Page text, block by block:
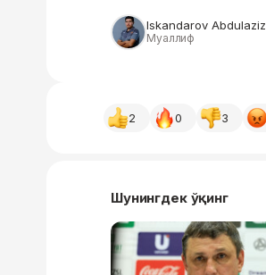
Iskandarov Abdulaziz
Муаллиф
2 0 3
Шунингдек ўқинг